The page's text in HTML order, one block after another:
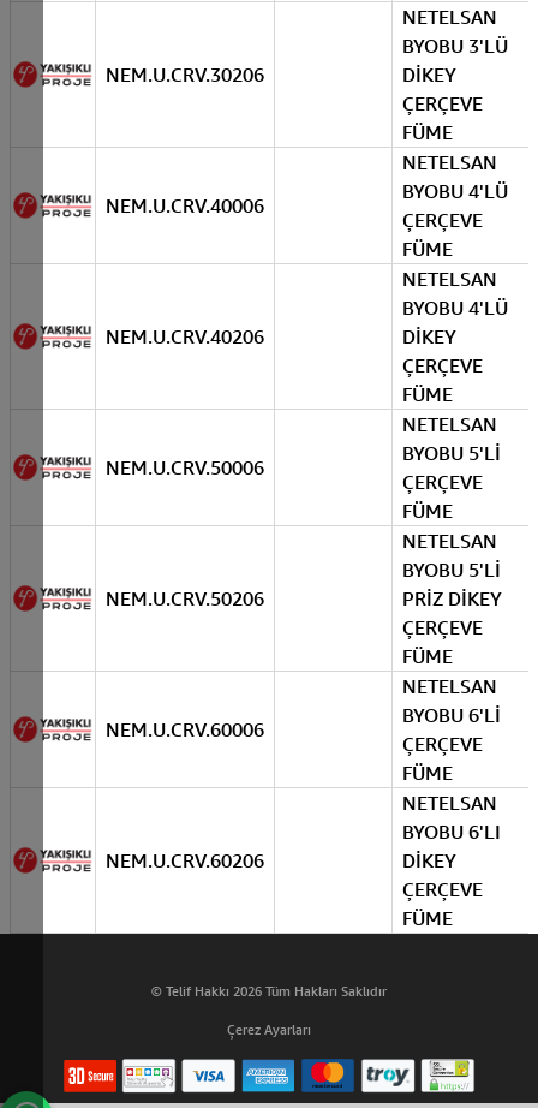
NEM.U.CRV.30206
NETELSAN
BYOBU 3'LÜ
DİKEY
ÇERÇEVE
FÜME
NEM.U.CRV.40006
NETELSAN
BYOBU 4'LÜ
ÇERÇEVE
FÜME
NEM.U.CRV.40206
NETELSAN
BYOBU 4'LÜ
DİKEY
ÇERÇEVE
FÜME
NEM.U.CRV.50006
NETELSAN
BYOBU 5'Lİ
ÇERÇEVE
FÜME
NEM.U.CRV.50206
NETELSAN
BYOBU 5'Lİ
PRİZ DİKEY
ÇERÇEVE
FÜME
NEM.U.CRV.60006
NETELSAN
BYOBU 6'Lİ
ÇERÇEVE
FÜME
NEM.U.CRV.60206
NETELSAN
BYOBU 6'LI
DİKEY
ÇERÇEVE
FÜME
© Telif Hakkı 2026 Tüm Hakları Saklıdır
Çerez Ayarları